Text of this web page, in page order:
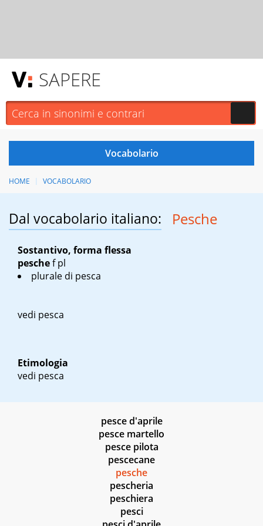
SAPERE
HOME VOCABOLARIO
Dal vocabolario italiano: Pesche
Sostantivo, forma flessa
peschef pl
plurale di pesca
vedi pesca
Etimologia
vedi pesca
pesce d'aprile
pesce martello
pesce pilota
pescecane
pesche
pescheria
peschiera
pesci